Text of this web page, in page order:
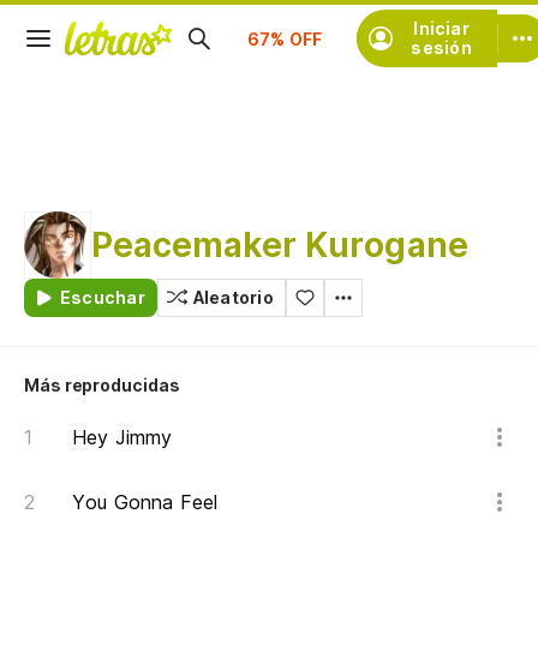
Iniciar
sesión
Suscríbete
Peacemaker Kurogane
Escuchar Aleatorio
Más reproducidas
Hey Jimmy
You Gonna Feel